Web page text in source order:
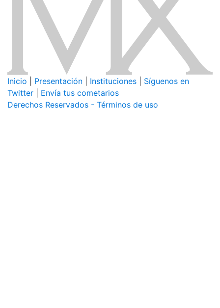
Inicio Presentación Instituciones
Síguenos en
Twitter
Envía tus cometarios
Derechos Reservados - Términos de uso